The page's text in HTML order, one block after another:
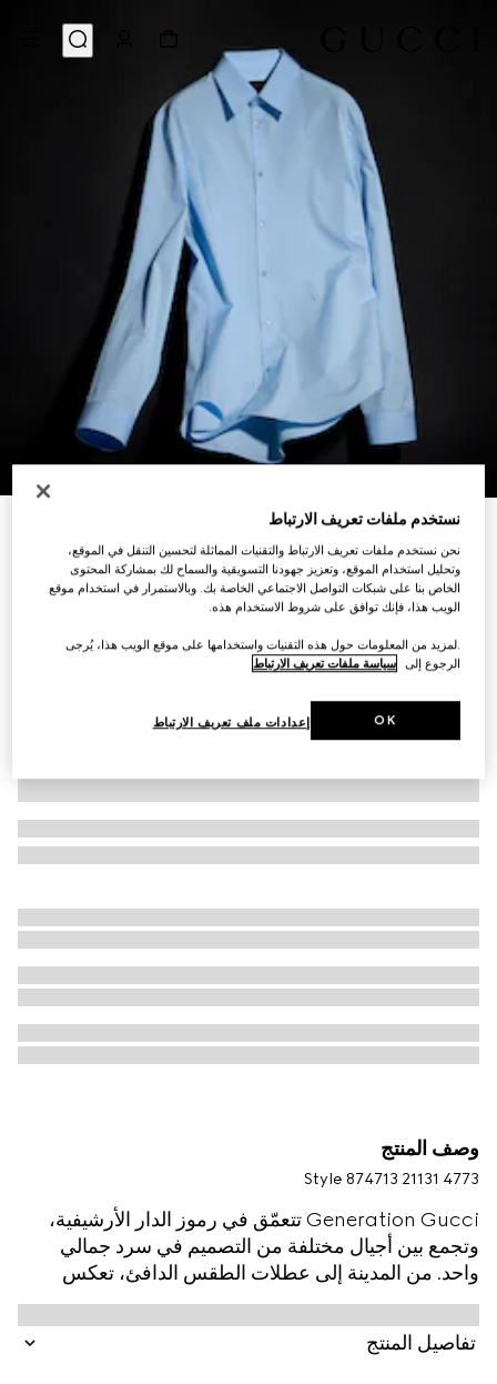
قميص من قطن بوبلين مصبوغ بعد النسج
تنويعاتأزرق فاتح
وصف المنتج
Style ‎874713 21131 4773
Generation Gucci تتعمّق في رموز الدار الأرشيفية،
وتجمع بين أجيال مختلفة من التصميم في سرد جمالي
واحد. من المدينة إلى عطلات الطقس الدافئ، تعكس
الملابس الجاهزة الهروب الحضري من خلال عدسة راقية.
صُنع هذا القميص من قطن بوبلين مصبوغ بالقطعة، وتم
تزيينه بتطريز شعار G المتشابك.
تفاصيل المنتج
نستخدم ملفات تعريف الارتباط
نحن نستخدم ملفات تعريف الارتباط والتقنيات المماثلة لتحسين التنقل في الموقع،
وتحليل استخدام الموقع، وتعزيز جهودنا التسويقية والسماح لك بمشاركة المحتوى
الخاص بنا على شبكات التواصل الاجتماعي الخاصة بك. وبالاستمرار في استخدام موقع
الويب هذا، فإنك توافق على شروط الاستخدام هذه.
.لمزيد من المعلومات حول هذه التقنيات واستخدامها على موقع الويب هذا، يُرجى
الرجوع إلى سياسة ملفات تعريف الارتباط
إعدادات ملف تعريف الارتباط OK